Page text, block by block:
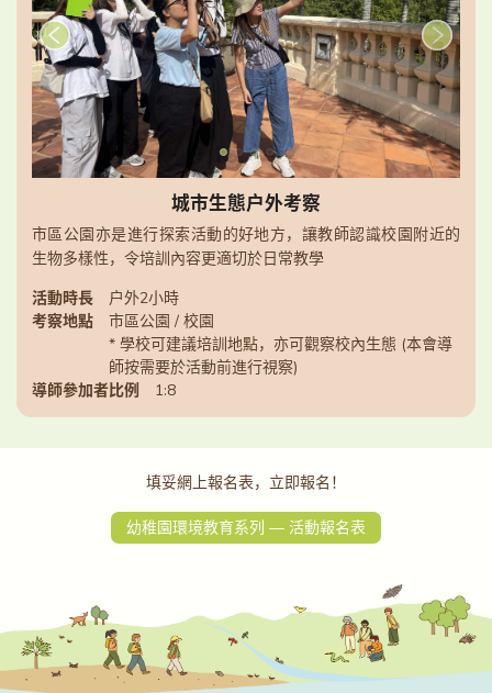
城市生態戶外考察
市區公園亦是進行探索活動的好地方，讓教師認識校園附近的
生物多樣性，令培訓內容更適切於日常教學
活動時長
戶外2小時
考察地點
市區公園 / 校園
* 學校可建議培訓地點，亦可觀察校內生態 (本會導
師按需要於活動前進行視察)
導師參加者比例
1:8
填妥網上報名表，立即報名！
幼稚園環境教育系列 — 活動報名表